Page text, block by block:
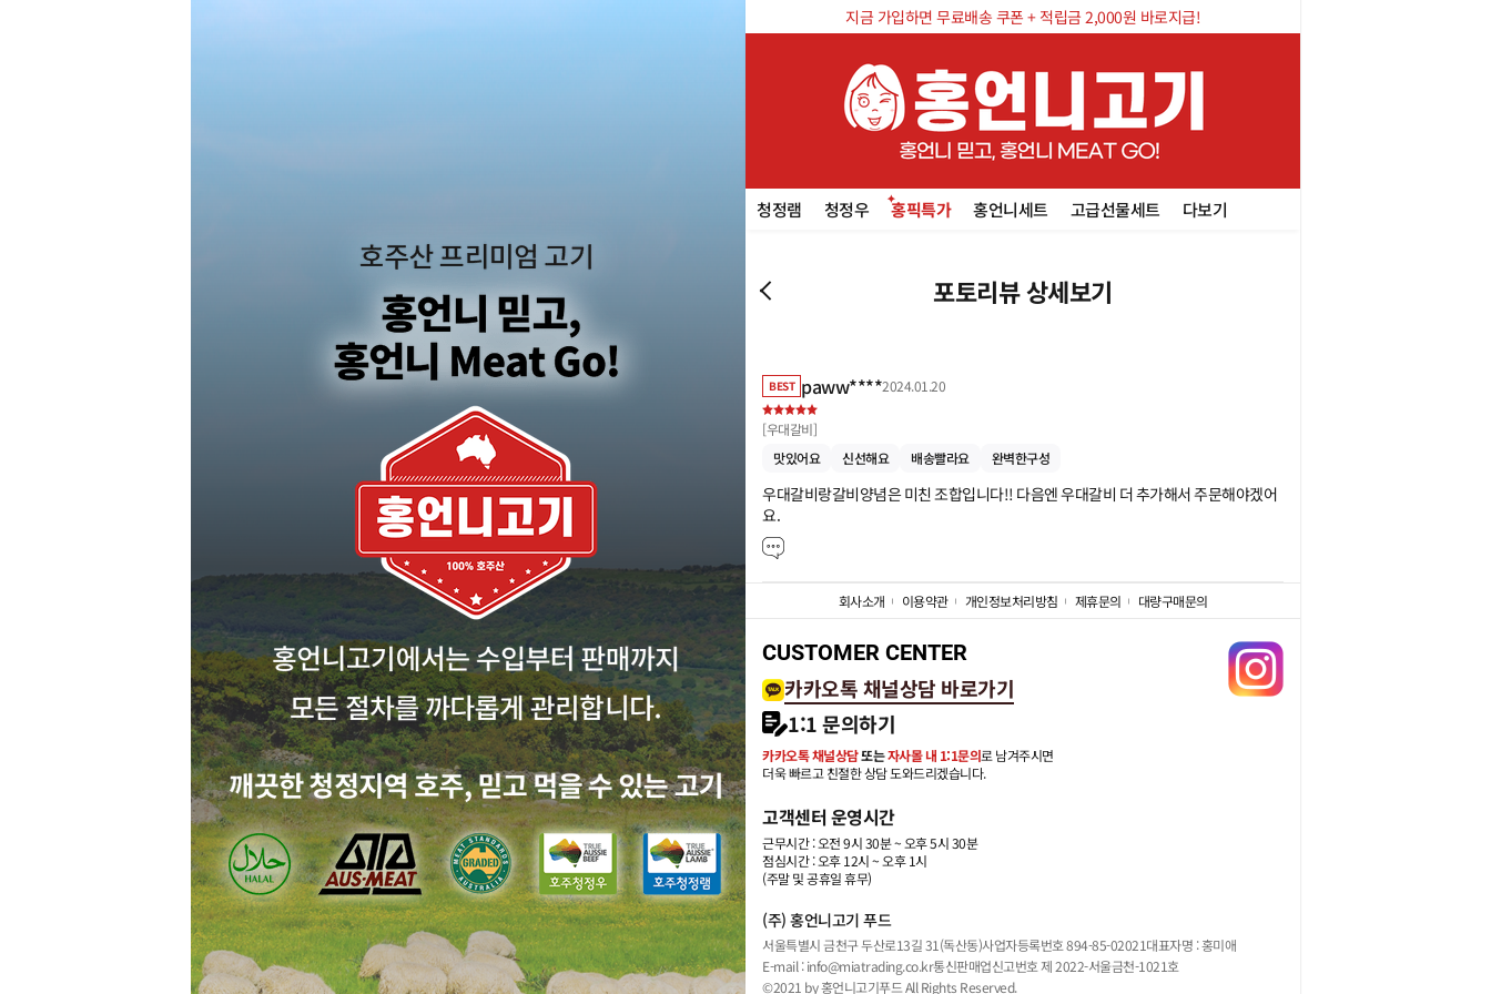
지금 가입하면 무료배송 쿠폰 + 적립금 2,000원 바로지급!
청정램 청정우 홍픽특가 홍언니세트 고급선물세트 다보기
포토리뷰 상세보기
BEST paww****2024.01.20
[우대갈비]
맛있어요
신선해요 배송빨라요 완벽한구성
우대갈비랑갈비양념은 미친 조합입니다!! 다음엔 우대갈비 더 추가해서 주문해야겠어
요.
회사소개 이용약관 개인정보처리방침 제휴문의 대량구매문의
CUSTOMER CENTER
카카오톡 채널상담 바로가기
1:1 문의하기
카카오톡 채널상담또는자사몰 내 1:1문의로 남겨주시면
더욱 빠르고 친절한 상담 도와드리겠습니다.
고객센터 운영시간
근무시간 : 오전 9시 30분 ~ 오후 5시 30분
점심시간 : 오후 12시 ~ 오후 1시
(주말 및 공휴일 휴무)
(주) 홍언니고기 푸드
서울특별시 금천구 두산로13길 31(독산동)사업자등록번호 894-85-02021대표자명 : 홍미애
E-mail : info@miatrading.co.kr통신판매업신고번호 제 2022-서울금천-1021호
©2021 by 홍언니고기푸드 All Rights Reserved.